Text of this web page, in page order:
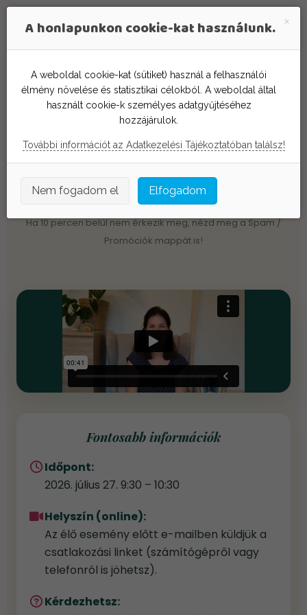
Sikeres jelentkezés
Köszönjük, hogy jelentkeztél
az ingyenes workshopunkra!
Minden információt elküldtünk e-mailben, de itt
is megtalálod a részleteket.
Ha 10 percen belül nem érkezik meg, nézd meg a Spam /
Promóciók mappát is!
Fontosabb információk
Időpont:
2026. július 27. 9:30 – 10:30
Helyszín (online):
Az élő esemény előtt e-mailben küldjük a
csatlakozási linket (számítógépről vagy
telefonról is jöhetsz).
Kérdezhetsz:
A honlapunkon cookie-kat használunk.
A weboldal cookie-kat (sütiket) használ a felhasználói
élmény növelése és statisztikai célokból. A weboldal által
használt cookie-k személyes adatgyűjtéséhez
hozzájárulok.
További információt az Adatkezelési Tájékoztatóban találsz!
Nem fogadom el Elfogadom